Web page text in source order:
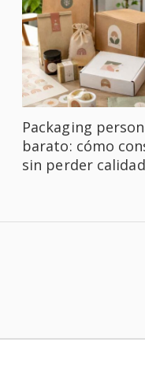
Packaging
barato: cómo
sin perder calidad